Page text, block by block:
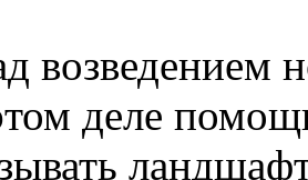
возведением
деле